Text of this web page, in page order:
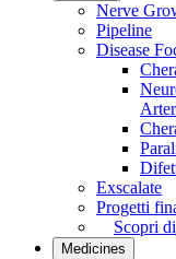
Nerve
Pipeline
Disease
Exscalate
Progetti
Scopri
Medicines